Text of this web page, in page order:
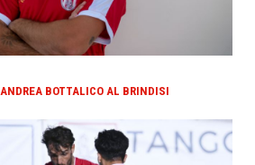
BOTTALICO AL BRINDISI